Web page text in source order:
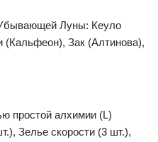
Луны: Кеуло
Зак (Алтинова),
простой алхимии (L)
Зелье скорости (3 шт.),